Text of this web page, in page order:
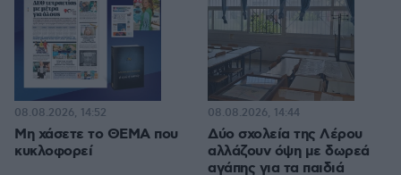
Μη χάσετε το ΘΕΜΑ που
κυκλοφορεί
08.08.2026, 14:52
Δύο σχολεία της Λέρου
αλλάζουν όψη με δωρεά
αγάπης για τα παιδιά
08.08.2026, 14:44